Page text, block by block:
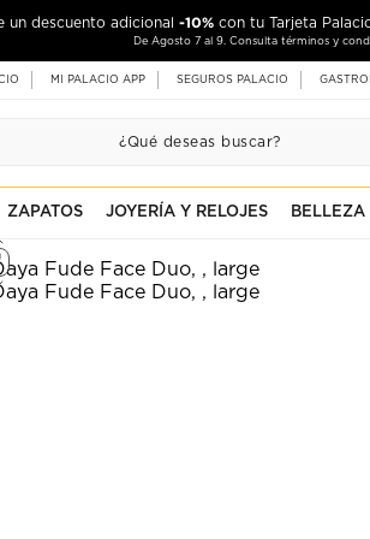
un descuento adicional -10% con tu Tarjeta
De Agosto 7 al 9. Consulta términos y
MI PALACIO APP SEGUROS PALACIO
ZAPATOS JOYERÍA Y RELOJES BELLEZA